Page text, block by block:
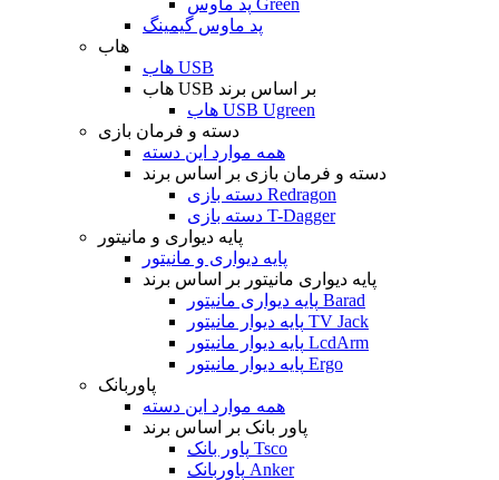
پد ماوس Green
پد ماوس گیمینگ
هاب
هاب USB
هاب USB بر اساس برند
هاب USB Ugreen
دسته و فرمان بازی
همه موارد این دسته
دسته و فرمان بازی بر اساس برند
دسته بازی Redragon
دسته بازی T-Dagger
پایه دیواری و مانیتور
پایه دیواری و مانیتور
پایه دیواری مانیتور بر اساس برند
پایه دیواری مانیتور Barad
پایه دیوار مانیتور TV Jack
پایه دیوار مانیتور LcdArm
پایه دیوار مانیتور Ergo
پاوربانک
همه موارد این دسته
پاور بانک بر اساس برند
پاور بانک Tsco
پاوربانک Anker